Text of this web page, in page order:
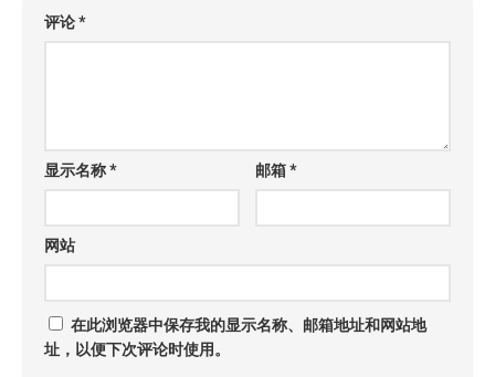
评论*
显示名称* 邮箱*
网站
在此浏览器中保存我的显示名称、邮箱地址和网站地
址，以便下次评论时使用。